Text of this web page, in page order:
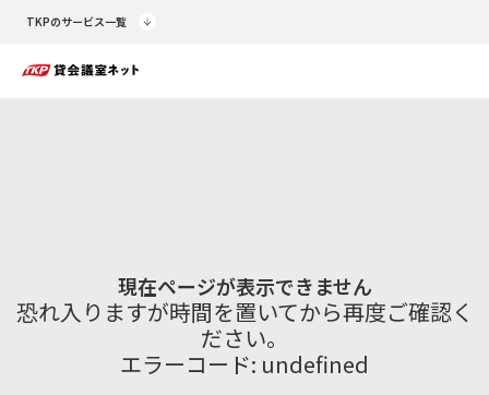
TKPのサービス一覧
現在ページが表示できません
恐れ入りますが時間を置いてから再度ご確認く
ださい。
エラーコード: undefined